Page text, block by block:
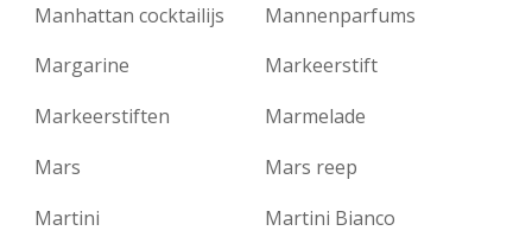
Manhattan cocktailijs
Mannenparfums
Margarine
Markeerstift
Markeerstiften
Marmelade
Mars
Mars reep
Martini
Martini Bianco